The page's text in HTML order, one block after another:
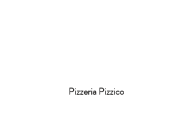
Pizzeria Pizzico